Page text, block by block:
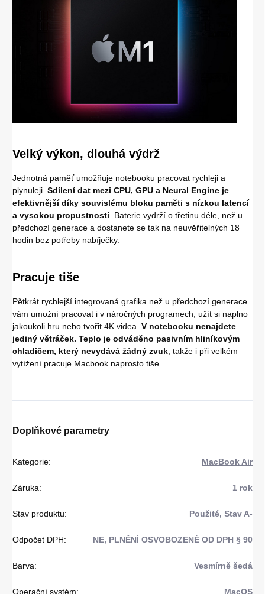
Velký výkon, dlouhá výdrž
Jednotná paměť umožňuje notebooku pracovat rychleji a
plynuleji. Sdílení dat mezi CPU, GPU a Neural Engine je
efektivnější díky souvislému bloku paměti s nízkou latencí
a vysokou propustností. Baterie vydrží o třetinu déle, než u
předchozí generace a dostanete se tak na neuvěřitelných 18
hodin bez potřeby nabíječky.
Pracuje tiše
Pětkrát rychlejší integrovaná grafika než u předchozí generace
vám umožní pracovat i v náročných programech, užít si naplno
jakoukoli hru nebo tvořit 4K videa. V notebooku nenajdete
jediný větráček. Teplo je odváděno pasivním hliníkovým
chladičem, který nevydává žádný zvuk, takže i při velkém
vytížení pracuje Macbook naprosto tiše.
Doplňkové parametry
Kategorie: MacBook Air
Záruka: 1 rok
Stav produktu: Použité, Stav A-
Odpočet DPH: NE, PLNĚNÍ OSVOBOZENÉ OD DPH § 90
Barva: Vesmírně šedá
Operační systém: MacOS